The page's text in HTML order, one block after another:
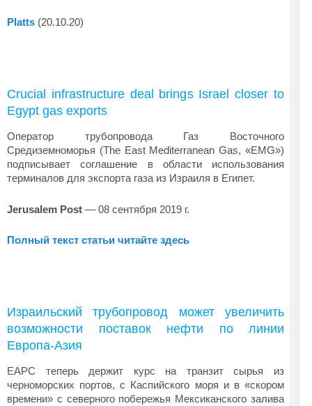
Platts (20.10.20)
Crucial infrastructure deal brings Israel closer to
Egypt gas exports
Оператор трубопровода Газ Восточного
Средиземноморья (The East Mediterranean Gas, «EMG»)
подписывает соглашение в области использования
терминалов для экспорта газа из Израиля в Египет.
Jerusalem Post — 08 сентября 2019 г.
Полный текст статьи читайте здесь
Израильский трубопровод может увеличить
возможности поставок нефти по линии
Европа-Азия
EAPC теперь держит курс на транзит сырья из
черноморских портов, с Каспийского моря и в «скором
времени» с северного побережья Мексиканского залива